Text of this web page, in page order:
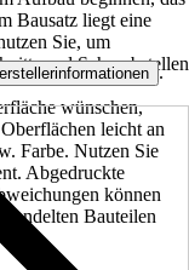
Bausatz liegt eine
Sie, um
und Schraubstellen
wünschen,
leicht an
Farbe. Nutzen Sie
Abgedruckte
können
Bauteilen
.